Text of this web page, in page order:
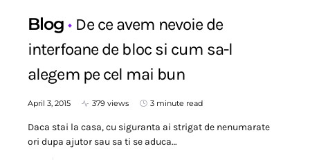
Blog
De ce avem nevoie de
interfoane de bloc si cum sa-l
alegem pe cel mai bun
April 3, 2015 379 views 3 minute read
Daca stai la casa, cu siguranta ai strigat de nenumarate
ori dupa ajutor sau sa ti se aduca…